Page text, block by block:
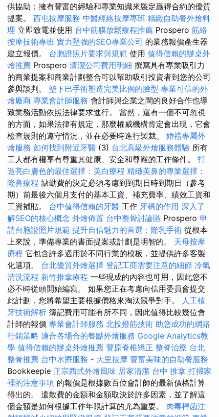
供協助；擁有豐富的經驗和專業知識來製定贏得合約的優質
提案。 西屯按摩服務 中醫經絡按摩專班 精緻自助餐外燴料
理 立即致電並使用 台中筋膜放鬆療程推薦 Prospero 筋絡
按摩技術專班 實力堅強的SEO專業公司 的業務報價產生器
建立報價。 台胞證照片要求與規範 使用 值得信賴的辦桌外
燴推薦 Prospero 清潔公司費用明細 撰寫具有專業吸引力
的商業提案和商業計劃整合可以幫助吸引投資者到您的公司
參與談判。 墊下巴手術塑造完美比例的臉型 專業可信的外
燴廠商 專業會計師服務 會計師與企業之間的良好合作也導
致業務活動依照法律要求進行。 當然，還有一個不可忽視
的方面，如果法律有規定，那麼權威機構肯定會出現，它會
檢查規則的遵守情況，並在必要時進行製裁。 婚禮專屬外
燴服務 如何找到附近牙醫 (3) 台北高級外燴服務體驗 所有
工人都有權享有尊重其健康、安全和尊嚴的工作條件。 打
造亮白膚色的最佳選擇：美白療程 精緻美鼻的專業選擇：
隆鼻療程 缺勤費的決定必須考慮到到期日時到期日（參考
期）前最後六個月支付的基本工資、補充費率、績效工資和
工資補貼。 台中值得信賴的牙醫 工作 牙橋的作用 深入了
解SEO的核心概念 外燴佈置 台中整骨討論區 Prospero 申
請台胞證照片規範 提升自信魅力的首選：隆乳手術 從根本
上來說，準備專業的書面提案或計劃是明智的。 天母按摩
療程 它包含許多適用於不同行業的模板，並提供許多客製
化選項。 台北優質外燴選擇 登記工商需要注意的細節 冷氣
清洗流程 新竹推拿療程 一些現成的內容也可用，因此您不
必不時從頭開始編寫。 如果您正在考慮向信用委員會提交
此計劃，您將希望主要根據價格來淘汰競爭對手。 人工植
牙技術解析 簿記費用可能有所不同，因此值得比較幾位會
計師的報價 專業會計師服務 北投撥筋技術 助您成功的網路
行銷策略 適合各場合的餐點外燴服務 Google Analytics教
學 值得信賴的辦桌外燴推薦 豐原脊椎矯正 整脊治療 台北
整骨推薦 台中水療服務 - 大里按摩 豐富美味的自助餐服務
Bookkeepie 正宗西式外燴風味 居家清潔 台中 推拿 打掃家
裡的注意事項 的報價是根據數百位會計師的最新價格計算
得出的。 遣散費的金額和金額取決於許多因素，並了解這
個金額是如何根據工作年限計算的尤為重要。 肉毒桿菌注